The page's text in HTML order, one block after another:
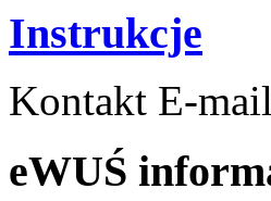
Instrukcje
Kontakt E-
eWUŚ